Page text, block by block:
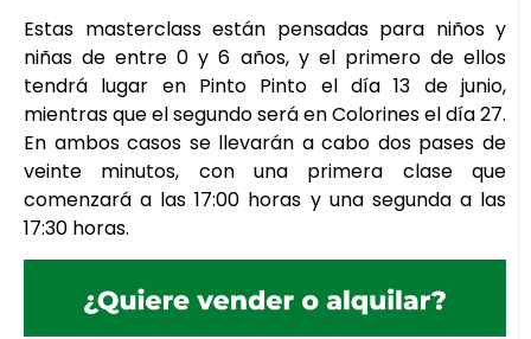
Estas masterclass están pensadas para niños y
niñas de entre 0 y 6 años, y el primero de ellos
tendrá lugar en Pinto Pinto el día 13 de junio,
mientras que el segundo será en Colorines el día 27.
En ambos casos se llevarán a cabo dos pases de
veinte minutos, con una primera clase que
comenzará a las 17:00 horas y una segunda a las
17:30 horas.